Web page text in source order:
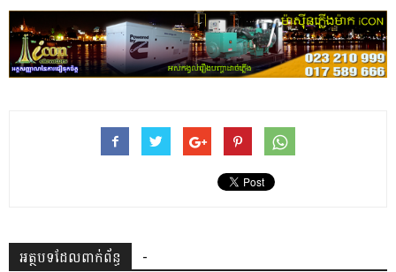
អត្ថបទដែលពាក់ព័ន្ធ -